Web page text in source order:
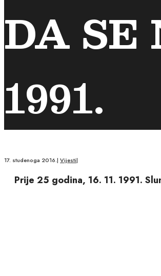
DA SE
1991.
17. studenoga 2016.| Vijesti|
Prije 25 godina, 16. 11. 1991.